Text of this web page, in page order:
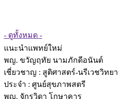
- ดูทั้งหมด -
แนะนำแพทย์ใหม่
พญ. ขวัญฤทัย นามภักดีอนันต์
เชี่ยวชาญ : สูติศาสตร์-นรีเวชวิทยา
ประจำ : ศูนย์สุขภาพสตรี
พญ. จักรวิดา โกษาคาร